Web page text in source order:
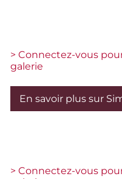
> Connectez-vous
galerie
En savoir plus sur
> Connectez-vous